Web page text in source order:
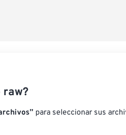
para seleccionar sus